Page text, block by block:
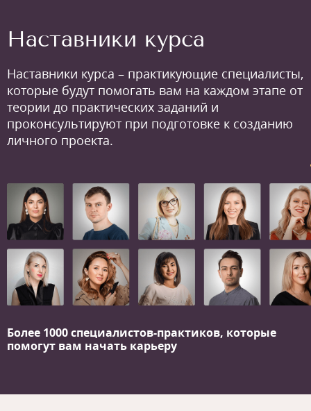
Наставники курса
Наставники курса – практикующие специалисты,
которые будут помогать вам на каждом этапе от
теории до практических заданий и
проконсультируют при подготовке к созданию
личного проекта.
Более 1000 специалистов-практиков, которые
помогут вам начать карьеру